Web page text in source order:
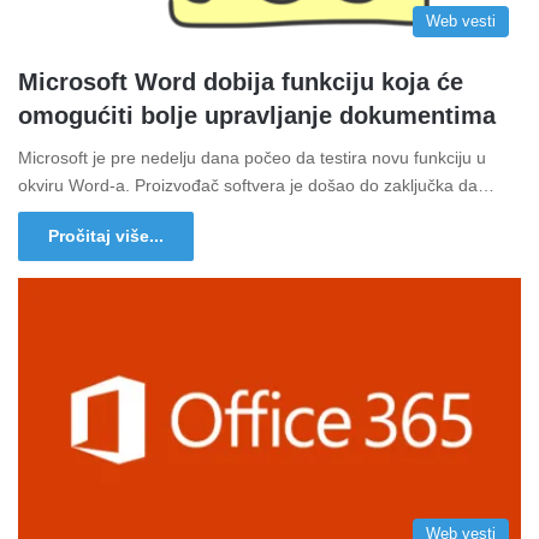
Web vesti
Microsoft Word dobija funkciju koja će
omogućiti bolje upravljanje dokumentima
Microsoft je pre nedelju dana počeo da testira novu funkciju u
okviru Word-a. Proizvođač softvera je došao do zaključka da…
Pročitaj više...
Web vesti